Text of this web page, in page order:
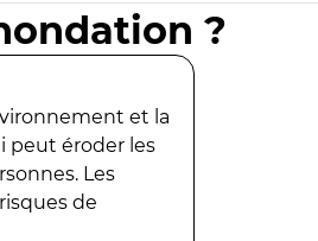
?
et la
peut éroder les
Les
de